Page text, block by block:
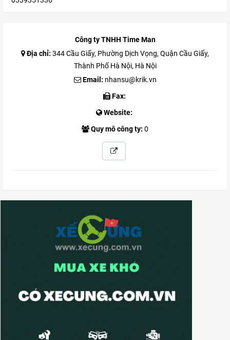
Công ty TNHH Time Man
Địa chỉ: 344 Cầu Giấy, Phường Dịch Vọng, Quận Cầu Giấy,
Thành Phố Hà Nội, Hà Nội
Email: nhansu@krik.vn
Fax:
Website:
Quy mô công ty: 0